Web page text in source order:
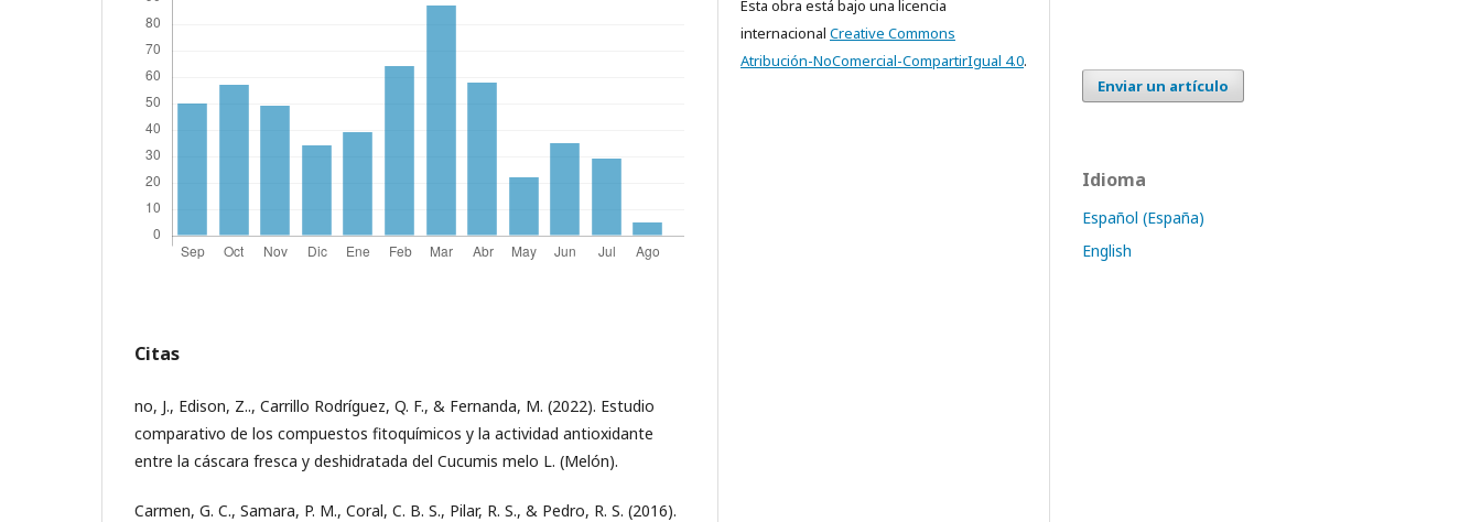
Citas
no, J., Edison, Z.., Carrillo Rodríguez, Q. F., & Fernanda, M. (2022). Estudio
comparativo de los compuestos fitoquímicos y la actividad antioxidante
entre la cáscara fresca y deshidratada del Cucumis melo L. (Melón).
Carmen, G. C., Samara, P. M., Coral, C. B. S., Pilar, R. S., & Pedro, R. S. (2016).
Esta obra está bajo una licencia
internacional Creative Commons
Atribución-NoComercial-CompartirIgual 4.0.
Enviar un artículo
Idioma
Español (España)
English